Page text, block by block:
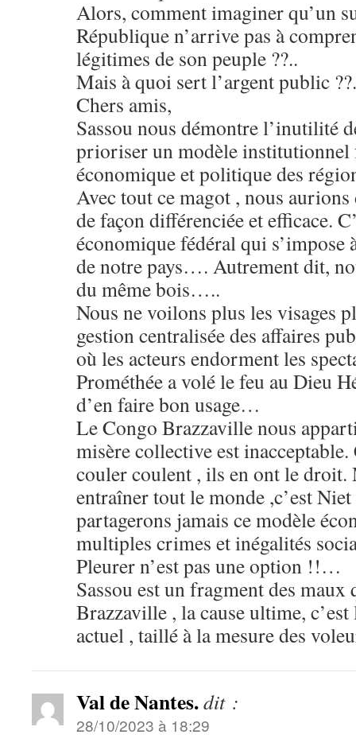
Alors, comment imaginer qu’un
République n’arrive pas à
légitimes de son peuple ??..
Mais à quoi sert l’argent public ??.
Chers amis,
Sassou nous démontre l’inutilité
prioriser un modèle institutionnel
économique et politique des
Avec tout ce magot , nous
de façon différenciée et efficace.
économique fédéral qui
de notre pays…. Autrement dit,
du même bois…..
Nous ne voilons plus les visages
gestion centralisée des affaires
où les acteurs endorment les
Prométhée a volé le feu au Dieu
d’en faire bon usage…
Le Congo Brazzaville nous
misère collective est
couler coulent , ils en ont le droit.
entraîner tout le monde ,c’est
partagerons jamais ce modèle
multiples crimes et inégalités
Pleurer n’est pas une option !!…
Sassou est un fragment des
Brazzaville , la cause ultime,
actuel , taillé à la mesure des
Val de Nantes.dit :
28/10/2023 à 18:29